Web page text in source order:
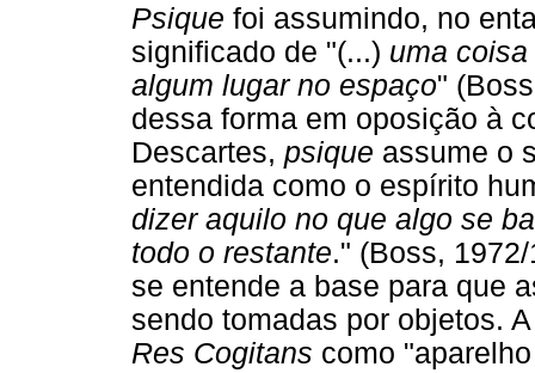
Psique foi assumindo, no
significado de "(...) uma
algum lugar no espaço"
dessa forma em oposição à
Descartes, psique assume o
entendida como o espírito
dizer aquilo no que algo se
todo o restante." (Boss,
se entende a base para que
sendo tomadas por objetos.
Res Cogitans como